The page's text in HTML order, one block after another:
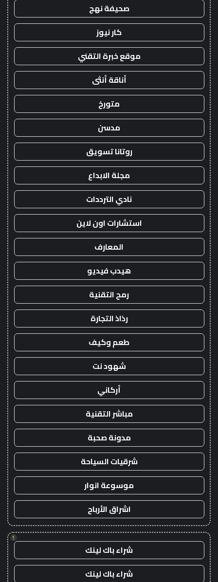
صحيفة نهج
كار نيوز
موقع خبرة التقني
أناقة أنثى
متورخ
مدسن
روتانا تسويق
مجلة الابداع
نادي الترددات
استشارات اون لاين
المعارف
هيدب فيديو
رمح التقنية
رذاذ التجارة
طعم وكيف
شهود نت
أركاني
مباشر التقنية
مدونة صحبة
شرقيات السياحة
موسوعة انوار
اشراق الأرباح
!
شراء باك لينك
شراء باك لينك